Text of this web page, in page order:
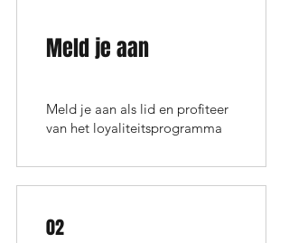
Meld je aan
Meld je aan als lid en profiteer
van het loyaliteitsprogramma
02